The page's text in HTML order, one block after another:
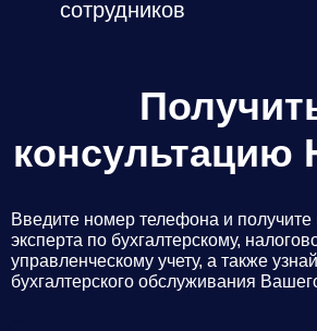
сотрудников
консультацию
Введите номер телефона и получите
эксперта по бухгалтерскому,
управленческому учету, а также
бухгалтерского обслуживания
Даю Согласие на обработку